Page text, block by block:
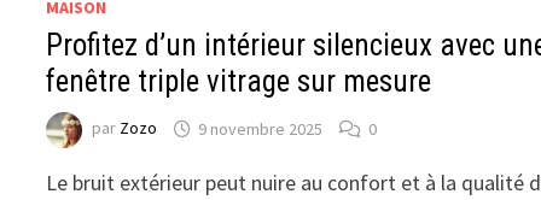
MAISON
Profitez d’un intérieur silencieux avec
fenêtre triple vitrage sur mesure
par Zozo 9 novembre 2025 0
Le bruit extérieur peut nuire au confort et à la qualité